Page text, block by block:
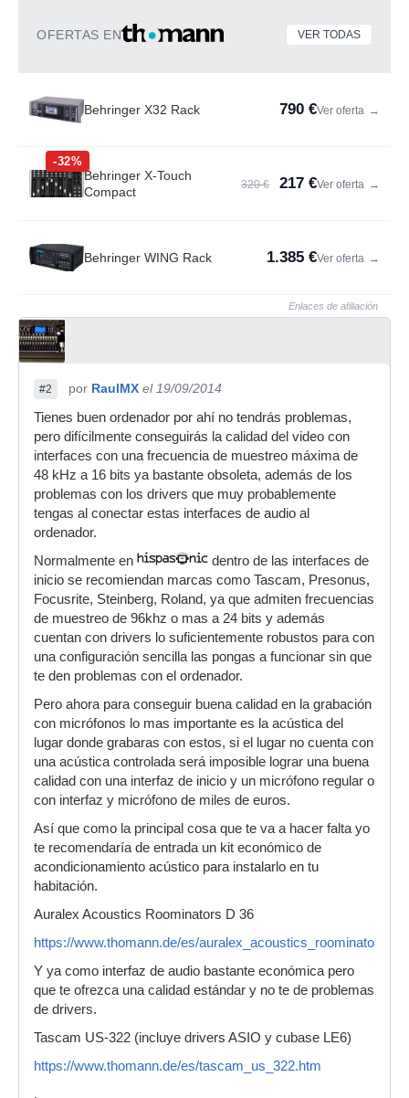
OFERTAS EN VER TODAS
Behringer X32 Rack 790 €Ver oferta →
-32%
Behringer X-Touch
Compact
320 € 217 €Ver oferta →
Behringer WING Rack 1.385 €Ver oferta →
Enlaces de afiliación
#2 por RaulMX el 19/09/2014
Tienes buen ordenador por ahí no tendrás problemas,
pero difícilmente conseguirás la calidad del video con
interfaces con una frecuencia de muestreo máxima de
48 kHz a 16 bits ya bastante obsoleta, además de los
problemas con los drivers que muy probablemente
tengas al conectar estas interfaces de audio al
ordenador.
Normalmente en
dentro de las interfaces de
inicio se recomiendan marcas como Tascam, Presonus,
Focusrite, Steinberg, Roland, ya que admiten frecuencias
de muestreo de 96khz o mas a 24 bits y además
cuentan con drivers lo suficientemente robustos para con
una configuración sencilla las pongas a funcionar sin que
te den problemas con el ordenador.
Pero ahora para conseguir buena calidad en la grabación
con micrófonos lo mas importante es la acústica del
lugar donde grabaras con estos, si el lugar no cuenta con
una acústica controlada será imposible lograr una buena
calidad con una interfaz de inicio y un micrófono regular o
con interfaz y micrófono de miles de euros.
Así que como la principal cosa que te va a hacer falta yo
te recomendaría de entrada un kit económico de
acondicionamiento acústico para instalarlo en tu
habitación.
Auralex Acoustics Roominators D 36
https://www.thomann.de/es/
Y ya como interfaz de audio bastante económica pero
que te ofrezca una calidad estándar y no te de problemas
de drivers.
Tascam US-322 (incluye drivers ASIO y cubase LE6)
https://www.thomann.de/es/tascam_us_322.htm
.